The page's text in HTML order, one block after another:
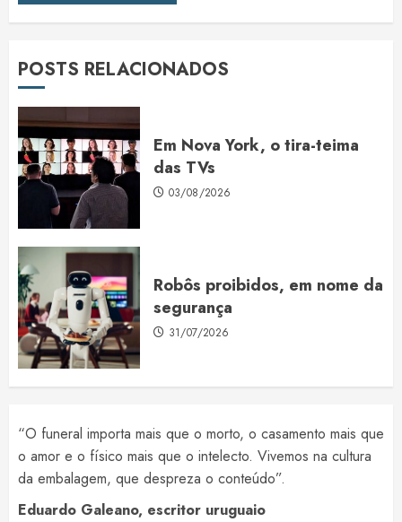
POSTS RELACIONADOS
Em Nova York, o tira-teima
das TVs
03/08/2026
Robôs proibidos, em nome da
segurança
31/07/2026
“O funeral importa mais que o morto, o casamento mais que
o amor e o físico mais que o intelecto. Vivemos na cultura
da embalagem, que despreza o conteúdo”.
Eduardo Galeano, escritor uruguaio